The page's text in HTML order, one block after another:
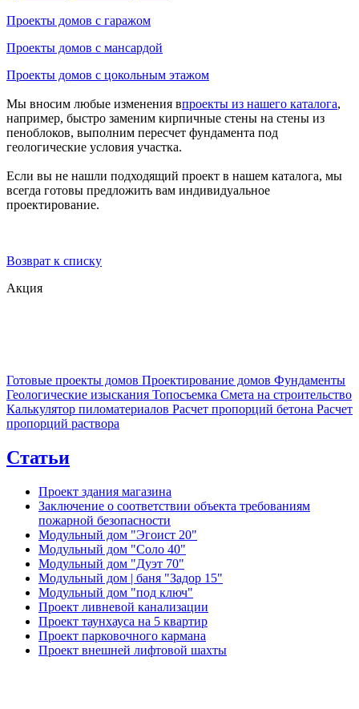
Проекты домов с гаражом
Проекты домов с мансардой
Проекты домов с цокольным этажом
Мы вносим любые изменения впроекты из нашего каталога,
например, быстро заменим кирпичные стены на стены из
пеноблоков, выполним пересчет фундамента под
геологические условия участка.
Если вы не нашли подходящий проект в нашем каталога, мы
всегда готовы предложить вам индивидуальное
проектирование.
Возврат к списку
Акция
Готовые проекты домов Проектирование домов Фундаменты
Геологические изыскания Топосъемка Смета на строительство
Калькулятор пиломатериалов Расчет пропорций бетона Расчет
пропорций раствора
Статьи
Проект здания магазина
Заключение о соответствии объекта требованиям
пожарной безопасности
Модульный дом "Эгоист 20"
Модульный дом "Соло 40"
Модульный дом "Дуэт 70"
Модульный дом | баня "Задор 15"
Модульный дом "под ключ"
Проект ливневой канализации
Проект таунхауса на 5 квартир
Проект парковочного кармана
Проект внешней лифтовой шахты